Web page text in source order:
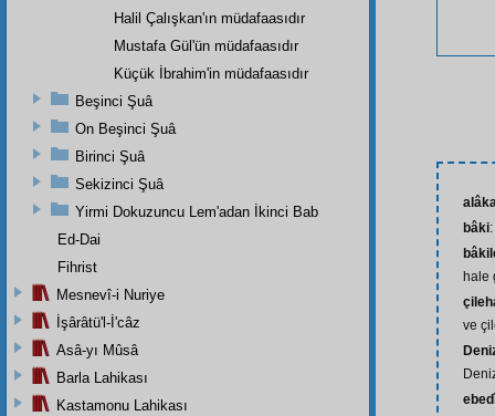
bâki
hale
ve
Halil Çalışkan'ın müdafaasıdır
Mustafa Gül'ün müdafaasıdır
Küçük İbrahim'in müdafaasıdır
Beşinci Şuâ
On Beşinci Şuâ
Birinci Şuâ
Sekizinci Şuâ
Yirmi Dokuzuncu Lem'adan İkinci Bab
Ed-Dai
Fihrist
Mesnevî-i Nuriye
İşârâtü'l-İ'câz
Asâ-yı Mûsâ
Barla Lahikası
Kastamonu Lahikası